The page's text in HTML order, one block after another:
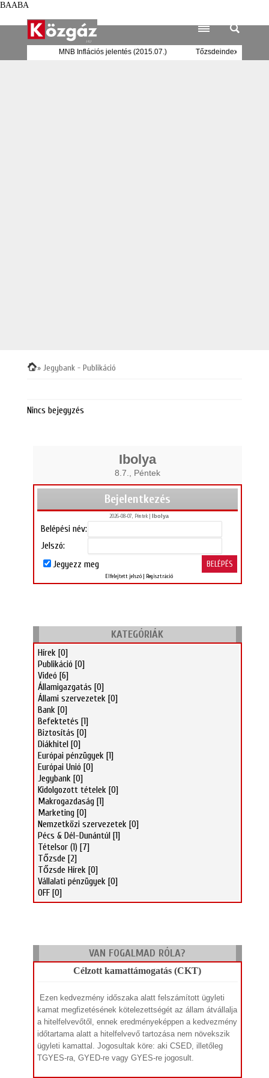
BAABA
MNB Inflációs jelentés (2015.07.)
» Jegybank - Publikáció
Nincs bejegyzés
Ibolya
8.7., Péntek
Bejelentkezés
2026-08-07, Péntek | Ibolya
Belépési név:
Jelszó:
Jegyezz meg
Elfelejtett jelszó| Regisztráció
KATEGÓRIÁK
Hírek [0]
Publikáció [0]
Videó [6]
Államigazgatás [0]
Állami szervezetek [0]
Bank [0]
Befektetés [1]
Biztosítás [0]
Diákhitel [0]
Európai pénzügyek [1]
Európai Unió [0]
Jegybank [0]
Kidolgozott tételek [0]
Makrogazdaság [1]
Marketing [0]
Nemzetközi szervezetek [0]
Pécs & Dél-Dunántúl [1]
Tételsor (1) [7]
Tőzsde [2]
Tőzsde Hírek [0]
Vállalati pénzügyek [0]
OFF [0]
VAN FOGALMAD RÓLA?
Célzott kamattámogatás (CKT)
Ezen kedvezmény időszaka alatt felszámított ügyleti
kamat megfizetésének kötelezettségét az állam átvállalja
a hitelfelvevőtől, ennek eredményeképpen a kedvezmény
időtartama alatt a hitelfelvevő tartozása nem növekszik
ügyleti kamattal. Jogosultak köre: aki CSED, illetőleg
TGYES-ra, GYED-re vagy GYES-re jogosult.